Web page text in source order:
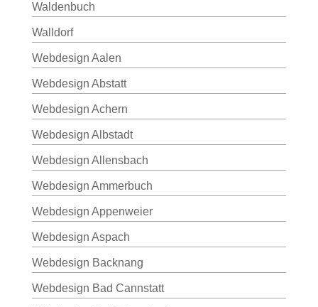
Waldenbuch
Walldorf
Webdesign Aalen
Webdesign Abstatt
Webdesign Achern
Webdesign Albstadt
Webdesign Allensbach
Webdesign Ammerbuch
Webdesign Appenweier
Webdesign Aspach
Webdesign Backnang
Webdesign Bad Cannstatt